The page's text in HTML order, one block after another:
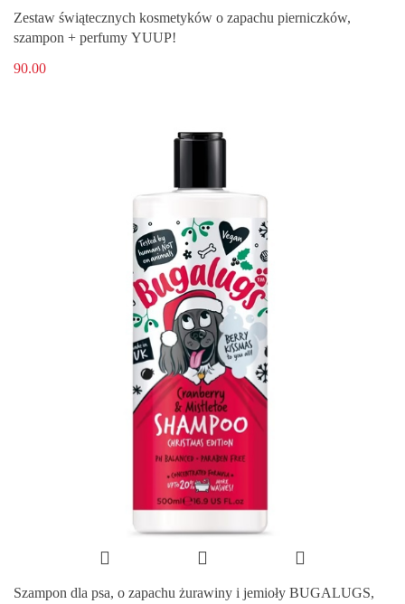
Zestaw świątecznych kosmetyków o zapachu pierniczków,
szampon + perfumy YUUP!
90.00
Szampon dla psa, o zapachu żurawiny i jemioły BUGALUGS,